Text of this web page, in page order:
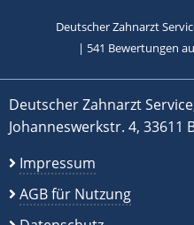
Deutscher Zahnarzt
| 541 Bewertungen
Deutscher Zahnarzt
Johanneswerkstr. 4, 33611
Impressum
AGB für Nutzung